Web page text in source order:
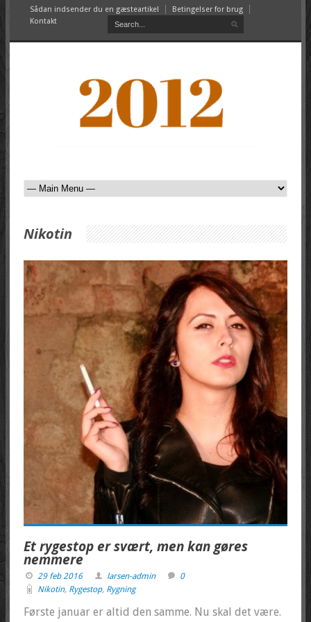
Sådan indsender du en gæsteartikel
Betingelser for brug
Kontakt
Nikotin
Et rygestop er svært, men kan gøres
nemmere
29 feb 2016 larsen-admin
0
Nikotin, Rygestop, Rygning
Første januar er altid den samme. Nu skal det være.